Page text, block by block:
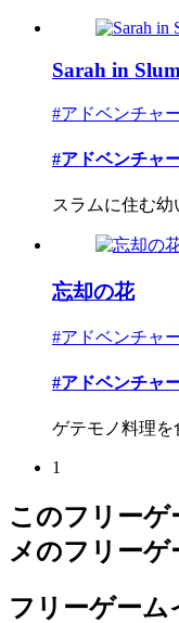
Sarah in
#アドベンチャ
#アドベンチャ
スラムに住む
忘却の花
#アドベンチャ
#アドベンチャ
ゲテモノ料理
1
このフリーゲ
メのフリーゲ
フリーゲーム